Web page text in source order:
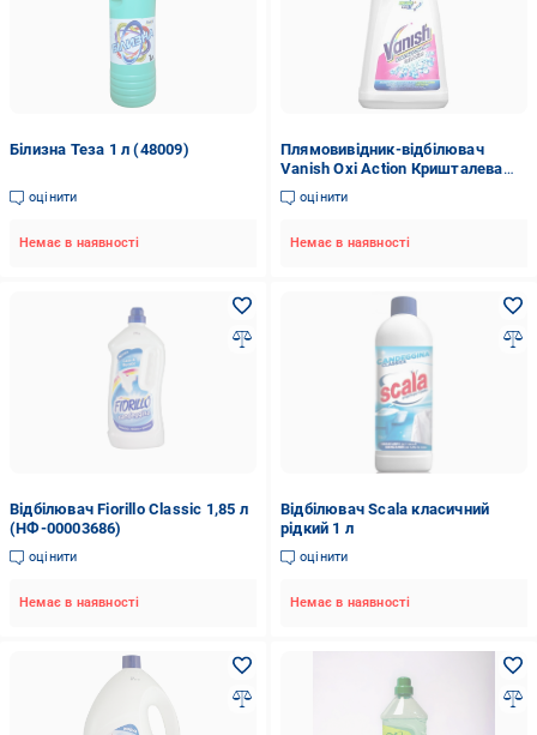
Білизна Теза 1 л (48009)
оцінити
Немає в наявності
Плямовивідник-відбілювач
Vanish Oxi Action Кришталева
білизна 1 л (001848)
оцінити
Немає в наявності
Відбілювач Fiorillo Classic 1,85 л
(НФ-00003686)
оцінити
Немає в наявності
Відбілювач Scala класичний
рідкий 1 л
оцінити
Немає в наявності